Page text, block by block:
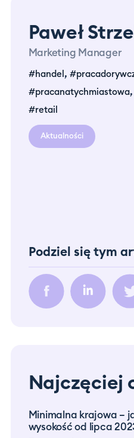
Paweł
Marketing Manager
#handel ,
#pracanatychmiastowa,
#retail
Aktualności
Podziel się tym
Najczęciej
Minimalna krajowa –
wysokość od lipca